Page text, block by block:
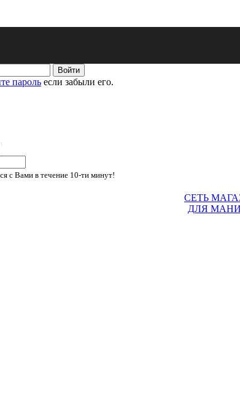
пароль если забыли его.
с Вами в течение 10-ти минут!
СЕТЬ
ДЛЯ